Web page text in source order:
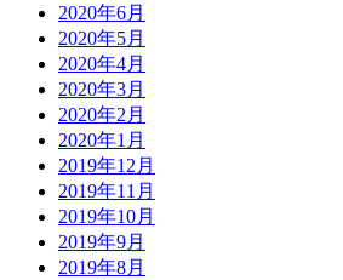
2020年6月
2020年5月
2020年4月
2020年3月
2020年2月
2020年1月
2019年12月
2019年11月
2019年10月
2019年9月
2019年8月